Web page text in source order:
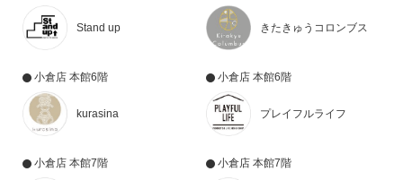
Stand up きたきゅうコロンブス
小倉店 本館6階
kurasina
小倉店 本館6階
プレイフルライフ
小倉店 本館7階 小倉店 本館7階